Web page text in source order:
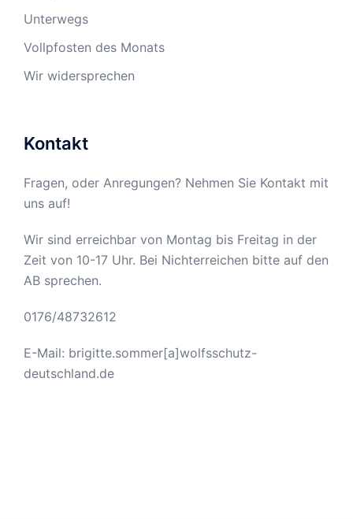
Unterwegs
Vollpfosten des Monats
Wir widersprechen
Kontakt
Fragen, oder Anregungen? Nehmen Sie Kontakt mit
uns auf!
Wir sind erreichbar von Montag bis Freitag in der
Zeit von 10-17 Uhr. Bei Nichterreichen bitte auf den
AB sprechen.
0176/48732612
E-Mail: brigitte.sommer[a]wolfsschutz-
deutschland.de